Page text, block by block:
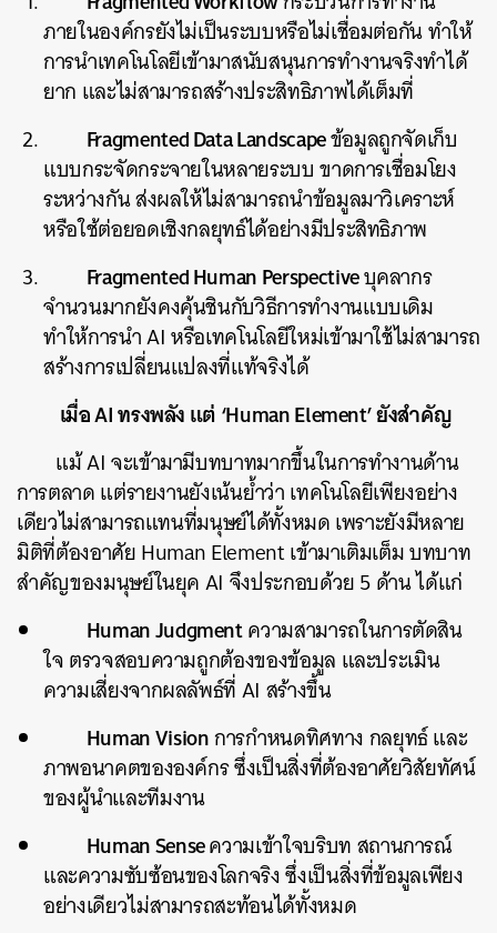
ภายในองค์กรยังไม่เป็นระบบหรือไม่เชื่อมต่อกัน ทำให้
การนำเทคโนโลยีเข้ามาสนับสนุนการทำงานจริงทำได้
ยาก และไม่สามารถสร้างประสิทธิภาพได้เต็มที่
Fragmented Data Landscapeข้อมูลถูกจัดเก็บ
แบบกระจัดกระจายในหลายระบบ ขาดการเชื่อมโยง
ระหว่างกัน ส่งผลให้ไม่สามารถนำข้อมูลมาวิเคราะห์
หรือใช้ต่อยอดเชิงกลยุทธ์ได้อย่างมีประสิทธิภาพ
Fragmented Human Perspectiveบุคลากร
จำนวนมากยังคงคุ้นชินกับวิธีการทำงานแบบเดิม
ทำให้การนำ AI หรือเทคโนโลยีใหม่เข้ามาใช้ไม่สามารถ
สร้างการเปลี่ยนแปลงที่แท้จริงได้
เมื่อ AI ทรงพลัง แต่ ‘Human Element’ ยังสำคัญ
แม้ AI จะเข้ามามีบทบาทมากขึ้นในการทำงานด้าน
การตลาด แต่รายงานยังเน้นย้ำว่า เทคโนโลยีเพียงอย่าง
เดียวไม่สามารถแทนที่มนุษย์ได้ทั้งหมด เพราะยังมีหลาย
มิติที่ต้องอาศัย Human Element เข้ามาเติมเต็ม บทบาท
สำคัญของมนุษย์ในยุค AI จึงประกอบด้วย 5 ด้าน ได้แก่
Human Judgmentความสามารถในการตัดสิน
ใจ ตรวจสอบความถูกต้องของข้อมูล และประเมิน
ความเสี่ยงจากผลลัพธ์ที่ AI สร้างขึ้น
Human Visionการกำหนดทิศทาง กลยุทธ์ และ
ภาพอนาคตขององค์กร ซึ่งเป็นสิ่งที่ต้องอาศัยวิสัยทัศน์
ของผู้นำและทีมงาน
Human Senseความเข้าใจบริบท สถานการณ์
และความซับซ้อนของโลกจริง ซึ่งเป็นสิ่งที่ข้อมูลเพียง
อย่างเดียวไม่สามารถสะท้อนได้ทั้งหมด
SHARE TWEET LINE EMAIL